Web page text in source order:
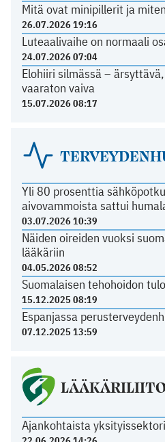
Mitä ovat minipillerit ja
26.07.2026 19:16
Luteaalivaihe on normaali
24.07.2026 07:04
Elohiiri silmässä –
vaaraton vaiva
15.07.2026 08:17
Yli 80 prosenttia
aivovammoista sattui
03.07.2026 10:39
Näiden oireiden vuoksi
lääkäriin
04.05.2026 08:52
Suomalaisen tehohoidon
15.12.2025 08:19
Espanjassa
07.12.2025 13:59
Ajankohtaista